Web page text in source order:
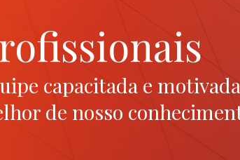
capacitada e
de nosso